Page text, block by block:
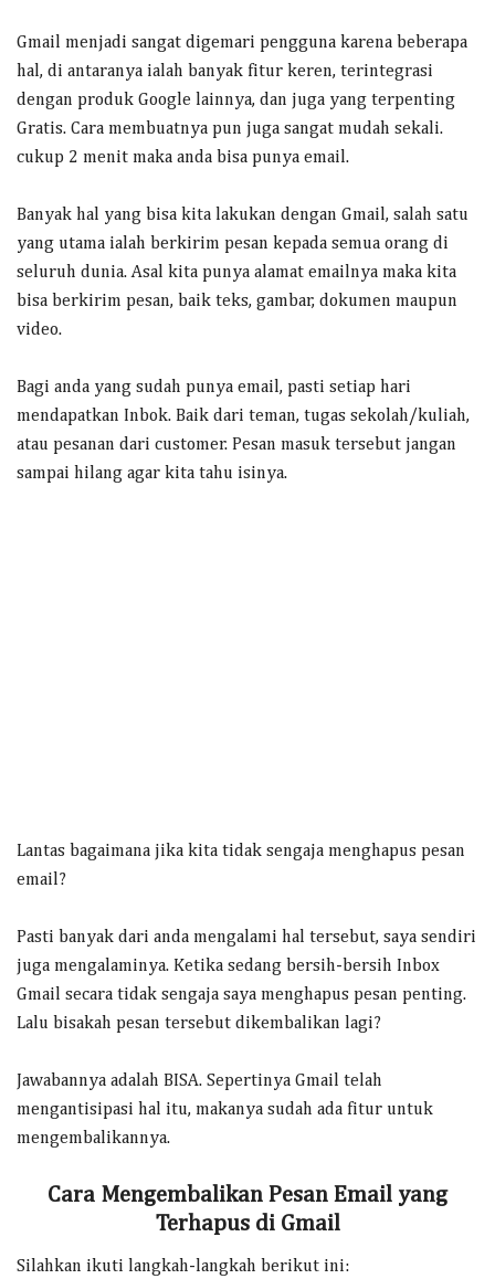
Gmail menjadi sangat digemari pengguna karena beberapa
hal, di antaranya ialah banyak fitur keren, terintegrasi
dengan produk Google lainnya, dan juga yang terpenting
Gratis. Cara membuatnya pun juga sangat mudah sekali.
cukup 2 menit maka anda bisa punya email.
Banyak hal yang bisa kita lakukan dengan Gmail, salah satu
yang utama ialah berkirim pesan kepada semua orang di
seluruh dunia. Asal kita punya alamat emailnya maka kita
bisa berkirim pesan, baik teks, gambar, dokumen maupun
video.
Bagi anda yang sudah punya email, pasti setiap hari
mendapatkan Inbok. Baik dari teman, tugas sekolah/kuliah,
atau pesanan dari customer. Pesan masuk tersebut jangan
sampai hilang agar kita tahu isinya.
Lantas bagaimana jika kita tidak sengaja menghapus pesan
email?
Pasti banyak dari anda mengalami hal tersebut, saya sendiri
juga mengalaminya. Ketika sedang bersih-bersih Inbox
Gmail secara tidak sengaja saya menghapus pesan penting.
Lalu bisakah pesan tersebut dikembalikan lagi?
Jawabannya adalah BISA. Sepertinya Gmail telah
mengantisipasi hal itu, makanya sudah ada fitur untuk
mengembalikannya.
Cara Mengembalikan Pesan Email yang
Terhapus di Gmail
Silahkan ikuti langkah-langkah berikut ini: